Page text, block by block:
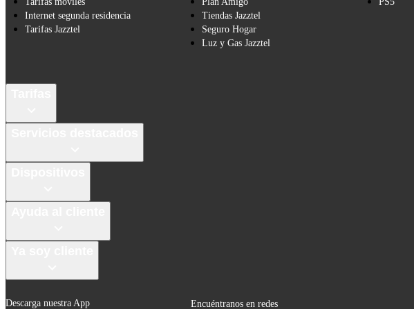
Internet segunda residencia
Tarifas Jazztel
Tiendas Jazztel
Seguro Hogar
Luz y Gas Jazztel
Descarga nuestra App Encuéntranos en redes